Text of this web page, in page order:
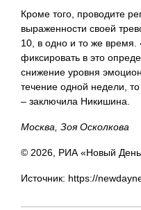
Кроме того, проводите
выраженности своей
10, в одно и то же время.
фиксировать в это
снижение уровня
течение одной недели,
– заключила Никишина.
Москва, Зоя Осколкова
© 2026, РИА «Новый
Источник: https://